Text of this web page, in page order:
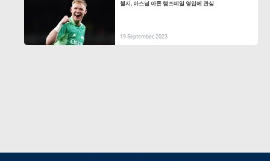
첼시, 아스널 아론 램즈데일 영입에 관심
19 September, 2023